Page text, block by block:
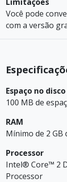
Você pode
com a versão
Espaço no
100 MB de
RAM
Mínimo de 2 GB
Processor
Intel® Core™ 2
Processor